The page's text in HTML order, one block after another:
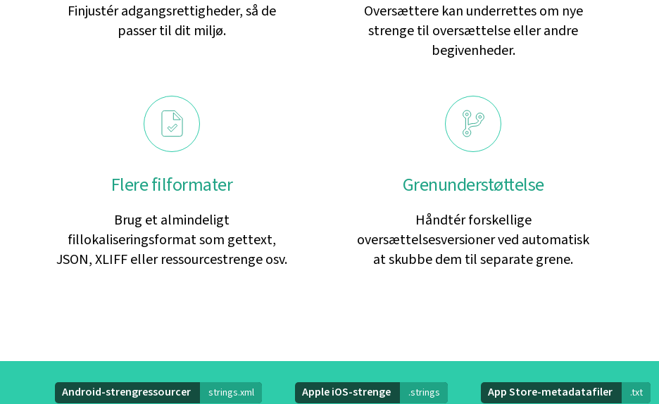
Finjustér adgangsrettigheder, så de
passer til dit miljø.
Oversættere kan underrettes om nye
strenge til oversættelse eller andre
begivenheder.
Flere filformater
Brug et almindeligt
fillokaliseringsformat som gettext,
JSON, XLIFF eller ressourcestrenge osv.
Grenunderstøttelse
Håndtér forskellige
oversættelsesversioner ved automatisk
at skubbe dem til separate grene.
Android-strengressourcer strings.xml Apple iOS-strenge .strings App Store-metadatafiler .txt